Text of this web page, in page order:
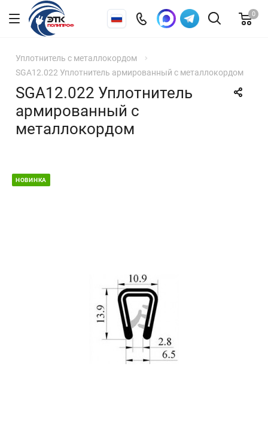
0
Уплотнитель с металлокордом
SGA12.022 Уплотнитель армированный с металлокордом
SGA12.022 Уплотнитель
армированный с
металлокордом
НОВИНКА